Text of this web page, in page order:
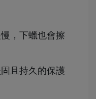
，下蠟也會擦
且持久的保護